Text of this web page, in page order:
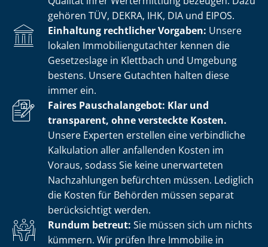
gehören TÜV, DEKRA, IHK, DIA und EIPOS.
Einhaltung rechtlicher Vorgaben: Unsere
lokalen Im­mo­bi­li­en­gut­ach­ter kennen die
Gesetzeslage in Klettbach und Umgebung
bestens. Unsere Gutachten halten diese
immer ein.
Faires Pauschalangebot: Klar und
transparent, ohne versteckte Kosten.
Unsere Experten erstellen eine verbindliche
Kalkulation aller anfallenden Kosten im
Voraus, sodass Sie keine unerwarteten
Nachzahlungen befürchten müssen. Lediglich
die Kosten für Behörden müssen separat
berücksichtigt werden.
Rundum betreut: Sie müssen sich um nichts
kümmern. Wir prüfen Ihre Immobilie in